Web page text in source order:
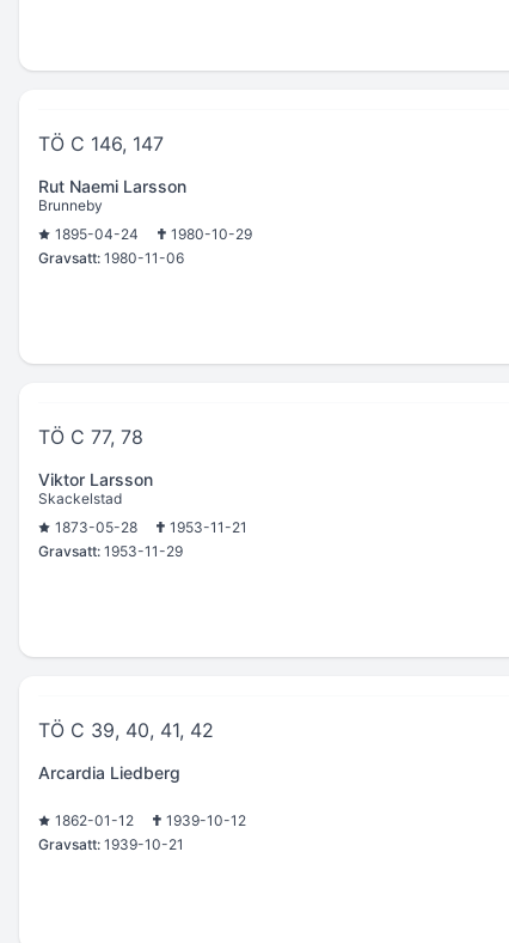
TÖ C 146, 147
Rut Naemi Larsson
Brunneby
1895-04-24
1980-10-29
Gravsatt: 1980-11-06
TÖ C 77, 78
Viktor Larsson
Skackelstad
1873-05-28
1953-11-21
Gravsatt: 1953-11-29
TÖ C 39, 40, 41, 42
Arcardia Liedberg
1862-01-12
1939-10-12
Gravsatt: 1939-10-21